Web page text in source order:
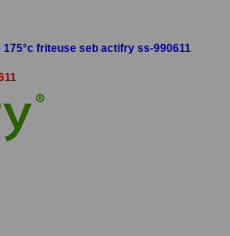
friteuse seb actifry ss-990611